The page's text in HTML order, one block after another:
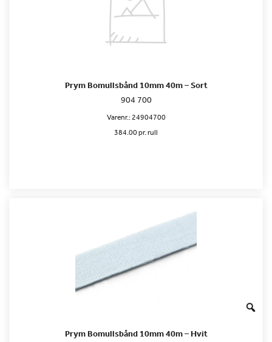
Prym Bomullsbånd 10mm 40m – Sort
904 700
Varenr.:24904700
384.00 pr. rull
Prym Bomullsbånd 10mm 40m – Hvit